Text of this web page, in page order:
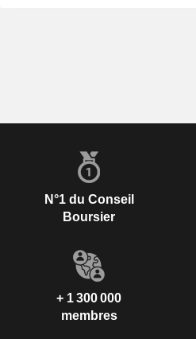
N°1 du Conseil
Boursier
+ 1 300 000
membres